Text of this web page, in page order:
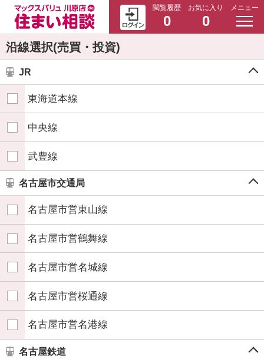
閲覧履歴
0
お気に入り
0
メニュー
沿線選択(売買・投資)
JR
東海道本線
中央線
武豊線
名古屋市交通局
名古屋市営東山線
名古屋市営鶴舞線
名古屋市営名城線
名古屋市営桜通線
名古屋市営名港線
名古屋鉄道